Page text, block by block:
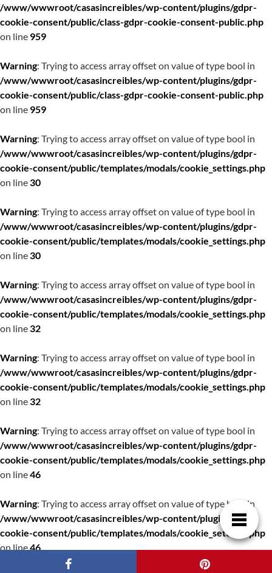
/www/wwwroot/casasincreibles/wp-content/plugins/gdpr-
cookie-consent/public/class-gdpr-cookie-consent-public.php
on line 959
Warning: Trying to access array offset on value of type bool in
/www/wwwroot/casasincreibles/wp-content/plugins/gdpr-
cookie-consent/public/class-gdpr-cookie-consent-public.php
on line 959
Warning: Trying to access array offset on value of type bool in
/www/wwwroot/casasincreibles/wp-content/plugins/gdpr-
cookie-consent/public/templates/modals/cookie_settings.php
on line30
Warning: Trying to access array offset on value of type bool in
/www/wwwroot/casasincreibles/wp-content/plugins/gdpr-
cookie-consent/public/templates/modals/cookie_settings.php
on line30
Warning: Trying to access array offset on value of type bool in
/www/wwwroot/casasincreibles/wp-content/plugins/gdpr-
cookie-consent/public/templates/modals/cookie_settings.php
on line32
Warning: Trying to access array offset on value of type bool in
/www/wwwroot/casasincreibles/wp-content/plugins/gdpr-
cookie-consent/public/templates/modals/cookie_settings.php
on line32
Warning: Trying to access array offset on value of type bool in
/www/wwwroot/casasincreibles/wp-content/plugins/gdpr-
cookie-consent/public/templates/modals/cookie_settings.php
on line46
Warning: Trying to access array offset on value of type bool in
/www/wwwroot/casasincreibles/wp-content/plugins/gdpr-
cookie-consent/public/templates/modals/cookie_settings.php
on line46